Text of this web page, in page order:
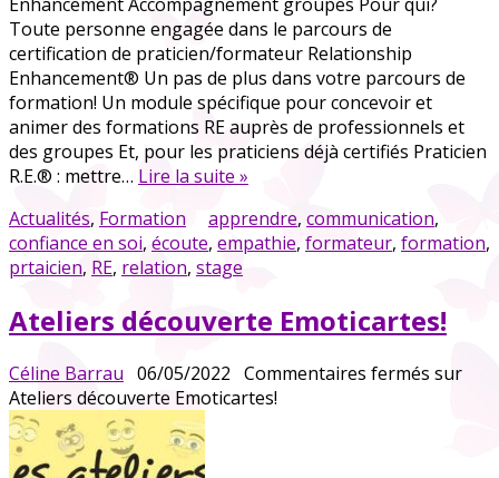
Toute personne engagée dans le parcours de
certification de praticien/formateur Relationship
Enhancement® Un pas de plus dans votre parcours de
formation! Un module spécifique pour concevoir et
animer des formations RE auprès de professionnels et
des groupes Et, pour les praticiens déjà certifiés Praticien
R.E.® : mettre… Lire la suite »
Actualités, Formation apprendre, communication,
confiance en soi, écoute, empathie, formateur, formation,
prtaicien, RE, relation, stage
Ateliers découverte Emoticartes!
Céline Barrau 06/05/2022 Commentaires fermés sur
Ateliers découverte Emoticartes!